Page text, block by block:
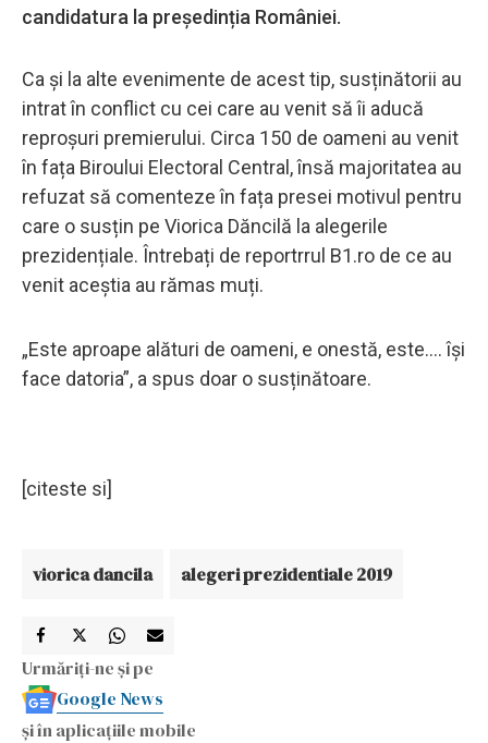
candidatura la președinția României.
Ca și la alte evenimente de acest tip, susținătorii au
intrat în conflict cu cei care au venit să îi aducă
reproșuri premierului. Circa 150 de oameni au venit
în fața Biroului Electoral Central, însă majoritatea au
refuzat să comenteze în fața presei motivul pentru
care o susțin pe Viorica Dăncilă la alegerile
prezidențiale. Întrebați de reportrrul B1.ro de ce au
venit aceștia au rămas muți.
„Este aproape alături de oameni, e onestă, este.... își
face datoria”, a spus doar o susținătoare.
[citeste si]
viorica dancila alegeri prezidentiale 2019
Urmăriți-ne și pe
Google News
și în aplicațiile mobile